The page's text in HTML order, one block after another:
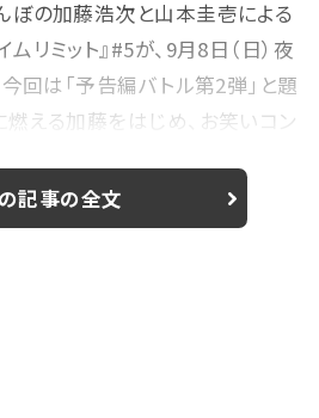
ぼの加藤浩次と山本圭壱による
リミット』#5が、9月8日（日）夜
回は「予告編バトル第2弾」と題
燃える加藤をはじめ、お笑いコン
監督として参戦し、制作費10万
兄弟”をテーマにしたオリジナル
記事の全文